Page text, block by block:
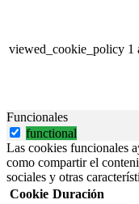
viewed_cookie_policy 1
Funcionales
functional
Las cookies funcionales
como compartir el
sociales y otras
Cookie Duración